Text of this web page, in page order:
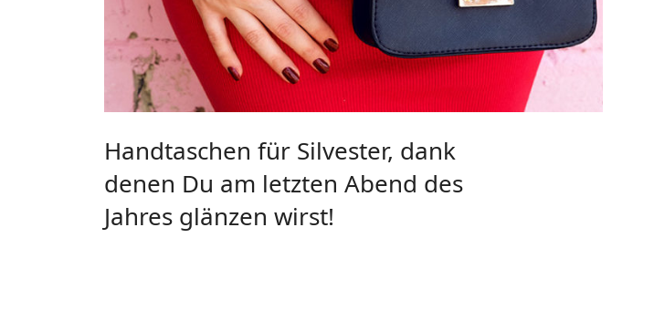
Handtaschen für Silvester, dank
denen Du am letzten Abend des
Jahres glänzen wirst!